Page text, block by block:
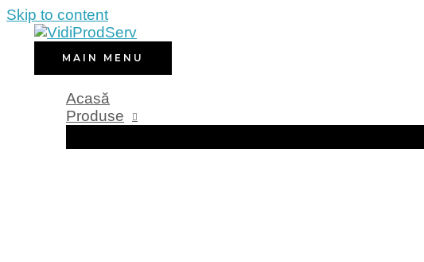
Skip to content
MAIN MENU
Acasă
Produse